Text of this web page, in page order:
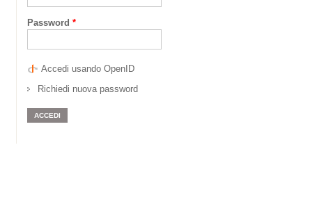
Password *
Accedi usando OpenID
Richiedi nuova password